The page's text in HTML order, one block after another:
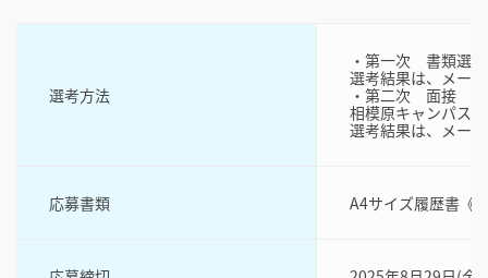
選考方法
・第一次 書類選考
選考結果は、メー
・第二次 面接
相模原キャンパス
選考結果は、メー
応募書類 A4サイズ履歴書《